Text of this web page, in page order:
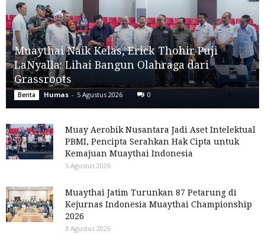
Muaythai Naik Kelas, Erick Thohir Puji
LaNyalla: Lihai Bangun Olahraga dari
Grassroots
Berita Humas - 5 Agustus 2026 0
Muay Aerobik Nusantara Jadi Aset Intelektual
PBMI, Pencipta Serahkan Hak Cipta untuk
Kemajuan Muaythai Indonesia
5 Agustus 2026
Muaythai Jatim Turunkan 87 Petarung di
Kejurnas Indonesia Muaythai Championship
2026
3 Agustus 2026